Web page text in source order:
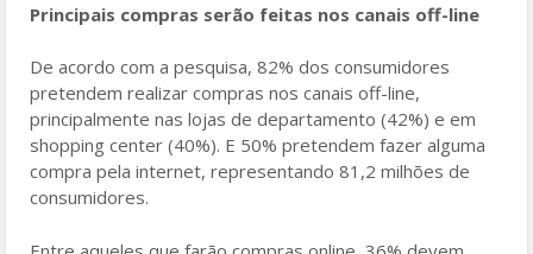
Principais compras serão feitas nos canais off-line
De acordo com a pesquisa, 82% dos consumidores
pretendem realizar compras nos canais off-line,
principalmente nas lojas de departamento (42%) e em
shopping center (40%). E 50% pretendem fazer alguma
compra pela internet, representando 81,2 milhões de
consumidores.